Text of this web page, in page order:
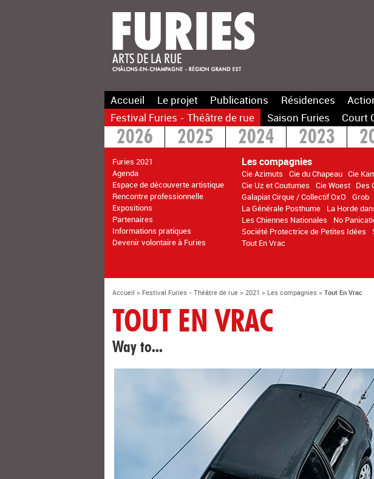
Accueil Le projet Publications Résidences
Festival Furies - Théâtre de rue
Saison Furies Court
2026 2025 2024 2023
Furies 2021
Agenda
Espace de découverte artistique
Rencontre professionnelle
Expositions
Partenaires
Informations pratiques
Devenir volontaire à Furies
Les compagnies
Cie Azimuts Cie du Chapeau Cie
Cie Uz et Coutumes
Cie Woest Des
Galapiat Cirque / Collectif OxO Grob
La Générale Posthume
La Horde
Les Chiennes Nationales
No
Société Protectrice de Petites Idées
Tout En Vrac
2016
>2014
Accueil > Festival Furies - Théâtre de rue > 2021 > Les compagnies >Tout En Vrac
TOUT EN VRAC
Way to...